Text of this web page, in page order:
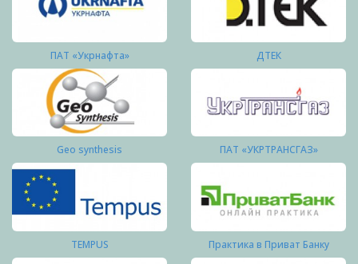
ПАТ «Укрнафта» ДТЕК
Geo synthesis ПАТ «УКРТРАНСГАЗ»
TEMPUS Практика в Приват Банку